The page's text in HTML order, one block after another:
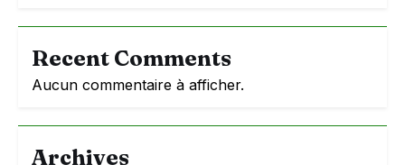
Recent Comments
Aucun commentaire à afficher.
Archives